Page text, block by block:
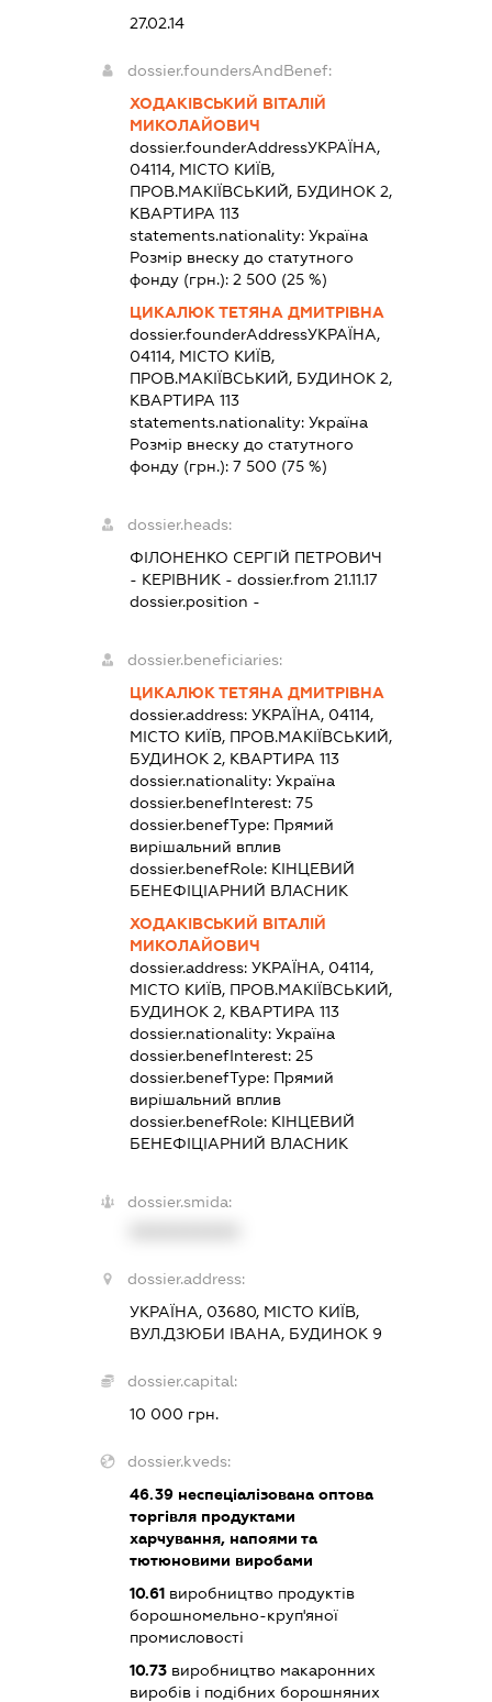
27.02.14
dossier.foundersAndBenef:
ХОДАКІВСЬКИЙ ВІТАЛІЙ
МИКОЛАЙОВИЧ
dossier.founderAddressУКРАЇНА,
04114, МІСТО КИЇВ,
ПРОВ.МАКІЇВСЬКИЙ, БУДИНОК 2,
КВАРТИРА 113
statements.nationality: Україна
Розмір внеску до статутного
фонду (грн.): 2 500 (25 %)
ЦИКАЛЮК ТЕТЯНА ДМИТРІВНА
dossier.founderAddressУКРАЇНА,
04114, МІСТО КИЇВ,
ПРОВ.МАКІЇВСЬКИЙ, БУДИНОК 2,
КВАРТИРА 113
statements.nationality: Україна
Розмір внеску до статутного
фонду (грн.): 7 500 (75 %)
dossier.heads:
ФІЛОНЕНКО СЕРГІЙ ПЕТРОВИЧ
- КЕРІВНИК - dossier.from 21.11.17
dossier.position -
dossier.beneficiaries:
ЦИКАЛЮК ТЕТЯНА ДМИТРІВНА
dossier.address: УКРАЇНА, 04114,
МІСТО КИЇВ, ПРОВ.МАКІЇВСЬКИЙ,
БУДИНОК 2, КВАРТИРА 113
dossier.nationality: Україна
dossier.benefInterest: 75
dossier.benefType: Прямий
вирішальний вплив
dossier.benefRole: КІНЦЕВИЙ
БЕНЕФІЦІАРНИЙ ВЛАСНИК
ХОДАКІВСЬКИЙ ВІТАЛІЙ
МИКОЛАЙОВИЧ
dossier.address: УКРАЇНА, 04114,
МІСТО КИЇВ, ПРОВ.МАКІЇВСЬКИЙ,
БУДИНОК 2, КВАРТИРА 113
dossier.nationality: Україна
dossier.benefInterest: 25
dossier.benefType: Прямий
вирішальний вплив
dossier.benefRole: КІНЦЕВИЙ
БЕНЕФІЦІАРНИЙ ВЛАСНИК
dossier.smida:
dossier.address:
УКРАЇНА, 03680, МІСТО КИЇВ,
ВУЛ.ДЗЮБИ ІВАНА, БУДИНОК 9
dossier.capital:
10 000 грн.
dossier.kveds:
46.39неспеціалізована оптова
торгівля продуктами
харчування, напоями та
тютюновими виробами
10.61виробництво продуктів
борошномельно-круп'яної
промисловості
10.73виробництво макаронних
виробів і подібних борошняних